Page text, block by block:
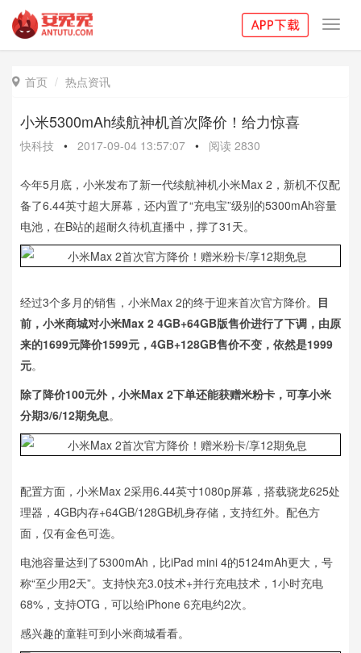
 首页 热点资讯
小米5300mAh续航神机首次降价！给力惊喜
快科技 • 2017-09-04 13:57:07 • 阅读 2830
今年5月底，小米发布了新一代续航神机小米Max 2，新机不仅配
备了6.44英寸超大屏幕，还内置了“充电宝”级别的5300mAh容量
电池，在B站的超耐久待机直播中，撑了31天。
经过3个多月的销售，小米Max 2的终于迎来首次官方降价。 目
前，小米商城对小米Max 2 4GB+64GB版售价进行了下调，由原
来的1699元降价1599元，4GB+128GB售价不变，依然是1999
元。
除了降价100元外，小米Max 2下单还能获赠米粉卡，可享小米
分期3/6/12期免息。
配置方面，小米Max 2采用6.44英寸1080p屏幕，搭载骁龙625处
理器，4GB内存+64GB/128GB机身存储，支持红外。配色方
面，仅有金色可选。
电池容量达到了5300mAh，比iPad mini 4的5124mAh更大，号
称“至少用2天”。支持快充3.0技术+并行充电技术，1小时充电
68%，支持OTG，可以给iPhone 6充电约2次。
感兴趣的童鞋可到小米商城看看。